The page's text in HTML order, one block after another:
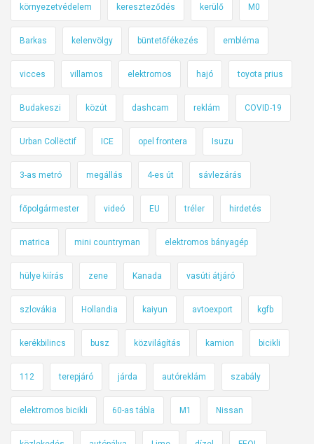
környezetvédelem kereszteződés kerülő M0
Barkas kelenvölgy büntetőfékezés embléma
vicces villamos elektromos hajó toyota prius
Budakeszi közút dashcam reklám COVID-19
Urban Collëctif ICE opel frontera Isuzu
3-as metró megállás 4-es út sávlezárás
főpolgármester videó EU tréler hirdetés
matrica mini countryman elektromos bányagép
hülye kiírás zene Kanada vasúti átjáró
szlovákia Hollandia kaiyun avtoexport kgfb
kerékbilincs busz közvilágítás kamion bicikli
112 terepjáró járda autóreklám szabály
elektromos bicikli 60-as tábla M1 Nissan